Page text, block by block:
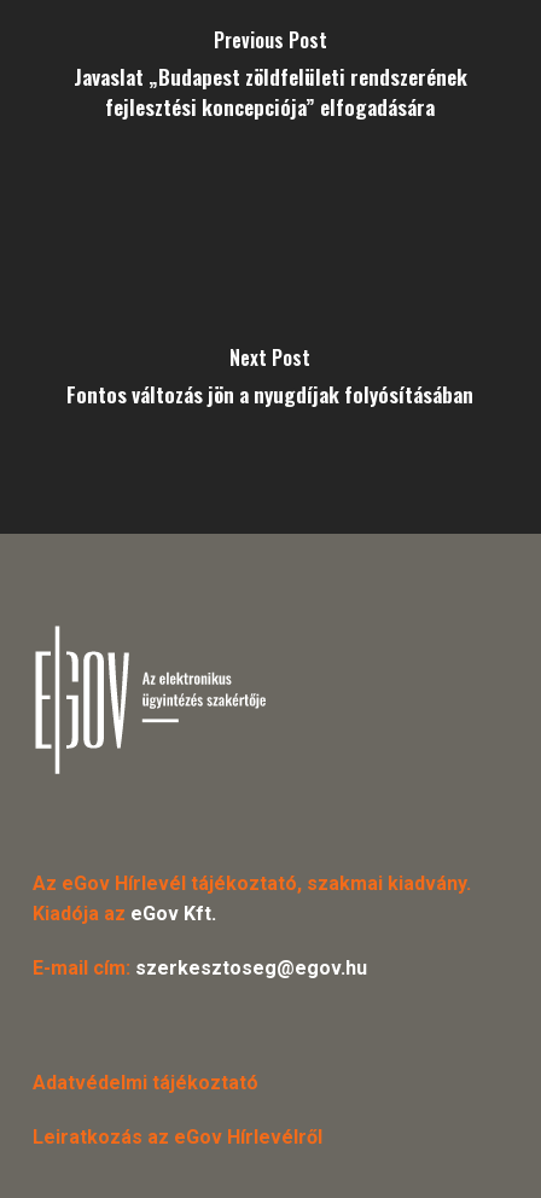
Previous Post
Javaslat „Budapest zöldfelületi rendszerének
fejlesztési koncepciója” elfogadására
Next Post
Fontos változás jön a nyugdíjak folyósításában
Az eGov Hírlevél tájékoztató, szakmai kiadvány.
Kiadója az eGov Kft.
E-mail cím: szerkesztoseg@egov.hu
Adatvédelmi tájékoztató
Leiratkozás az eGov Hírlevélről